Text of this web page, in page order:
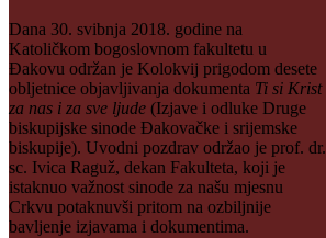
Dana 30. svibnja 2018. godine na
Katoličkom bogoslovnom fakultetu u
Đakovu održan je Kolokvij prigodom desete
obljetnice objavljivanja dokumenta Ti si Krist
za nas i za sve ljude (Izjave i odluke Druge
biskupijske sinode Đakovačke i srijemske
biskupije). Uvodni pozdrav održao je prof. dr.
sc. Ivica Raguž, dekan Fakulteta, koji je
istaknuo važnost sinode za našu mjesnu
Crkvu potaknuvši pritom na ozbiljnije
bavljenje izjavama i dokumentima.